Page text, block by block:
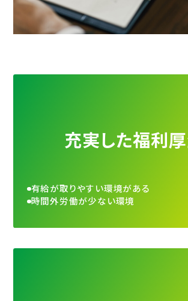
充実した福利
有給が取りやすい環境がある
時間外労働が少ない環境